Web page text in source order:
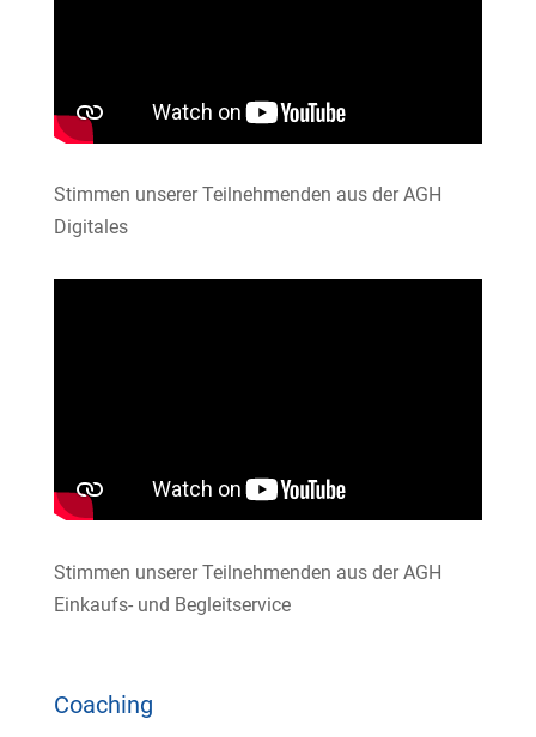
Stimmen unserer Teilnehmenden aus der AGH
Digitales
Stimmen unserer Teilnehmenden aus der AGH
Einkaufs- und Begleitservice
Coaching